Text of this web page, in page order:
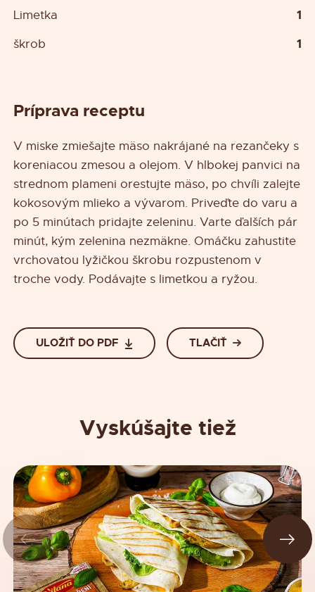
Limetka 1
škrob 1
Príprava receptu
V miske zmiešajte mäso nakrájané na rezančeky s
koreniacou zmesou a olejom. V hlbokej panvici na
strednom plameni orestujte mäso, po chvíli zalejte
kokosovým mlieko a vývarom. Priveďte do varu a
po 5 minútach pridajte zeleninu. Varte ďalších pár
minút, kým zelenina nezmäkne. Omáčku zahustite
vrchovatou lyžičkou škrobu rozpustenom v
troche vody. Podávajte s limetkou a ryžou.
ULOŽIŤ DO PDF TLAČIŤ
Vyskúšajte tiež